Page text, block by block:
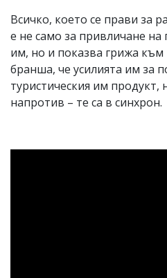
Всичко, което се прави за
е не само за привличане на
им, но и показва грижа
бранша, че усилията им за
туристическия им продукт,
напротив – те са в синхрон.